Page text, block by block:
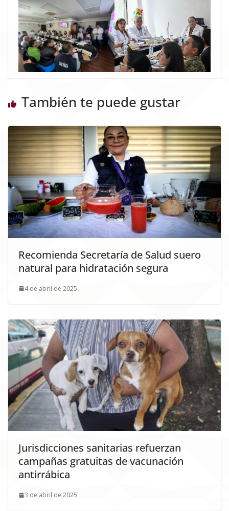
También te puede gustar
Recomienda Secretaría de Salud suero
natural para hidratación segura
4 de abril de 2025
Jurisdicciones sanitarias refuerzan
campañas gratuitas de vacunación
antirrábica
3 de abril de 2025